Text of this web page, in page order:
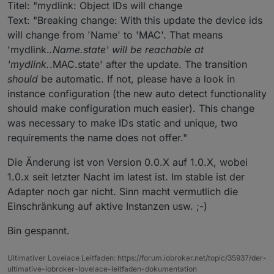
Titel: "mydlink: Object IDs will change
Text: "Breaking change: With this update the device ids
will change from 'Name' to 'MAC'. That means
'mydlink..Name.state' will be reachable at
'mydlink..MAC.state' after the update. The transition
should be automatic. If not, please have a look in
instance configuration (the new auto detect functionality
should make configuration much easier). This change
was necessary to make IDs static and unique, two
requirements the name does not offer."
Die Änderung ist von Version 0.0.X auf 1.0.X, wobei
1.0.x seit letzter Nacht im latest ist. Im stable ist der
Adapter noch gar nicht. Sinn macht vermutlich die
Einschränkung auf aktive Instanzen usw. ;-)
Bin gespannt.
Ultimativer Lovelace Leitfaden: https://forum.iobroker.net/topic/35937/der-
ultimative-iobroker-lovelace-leitfaden-dokumentation